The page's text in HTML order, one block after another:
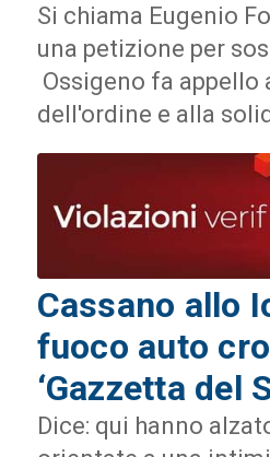
Si chiama Eugenio
una petizione per
Ossigeno fa appello
dell'ordine e alla
Cassano allo
fuoco auto
‘Gazzetta del
Dice: qui hanno